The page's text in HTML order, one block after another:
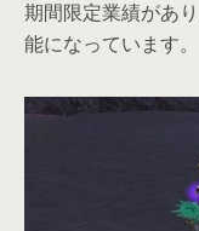
期間限定業績があ
能になっています。